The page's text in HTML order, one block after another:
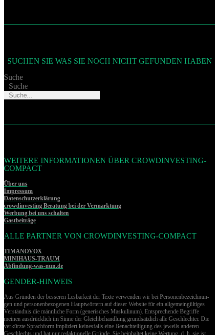
SUCHEN SIE WAS SIE NOCH NICHT GEFUNDEN HABEN
Suche
Suche
WEITERE INFORMATIONEN ÜBER CROWDINVESTING-
COMPACT
Über uns
Impressum
Datenschutzerklärung
crowdinvesting Beratung bei der Vermarktung
Werbung bei uns schalten
Gastbeiträge
ALLE PARTNER VON CROWDINVESTING-COMPACT
TIMANOVOX
MINIHAUS-TRAUM
Abfindung-was-nun.de
GENDER-HINWEIS
Aus Gründen der besseren Lesbarkeit der Texte verwenden wir bei Per­so­nen­be­zeich­nun­
gen und per­so­nen­be­zo­ge­nen Hauptwörtern auf dieser Website für ein allgemeingültiges
Verständnis die männliche Form (generisches Maskulinum). Entsprechende Begriffe
meinen ausdrücklich im Sinne der Gleichbehandlung grund­sätz­lich alle Geschlechter. Die
verkürzte Sprachform impliziert keinesfalls eine Benachteiligung des jeweils anderen
Geschlechts und hat nur redaktionelle Gründe. Sie beinhaltet keine Wertung, d. h. sie ist